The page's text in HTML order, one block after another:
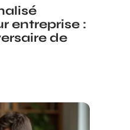
entreprise :
de